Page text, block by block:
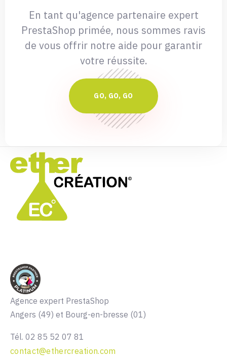
En tant qu'agence partenaire expert
PrestaShop primée, nous sommes ravis
de vous offrir notre aide pour garantir
votre réussite.
GO, GO, GO
Agence expert PrestaShop
Angers (49) et Bourg-en-bresse (01)
Tél. 02 85 52 07 81
contact@ethercreation.com